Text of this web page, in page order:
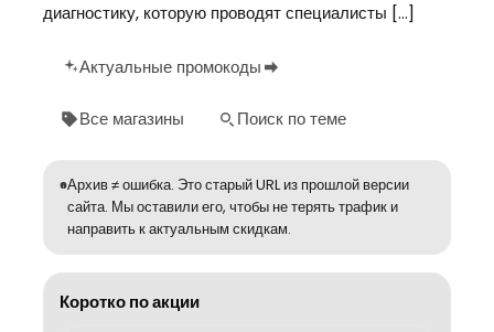
диагностику, которую проводят специалисты […]
Актуальные промокоды
Все магазины Поиск по теме
Архив ≠ ошибка. Это старый URL из прошлой версии
сайта. Мы оставили его, чтобы не терять трафик и
направить к актуальным скидкам.
Коротко по акции